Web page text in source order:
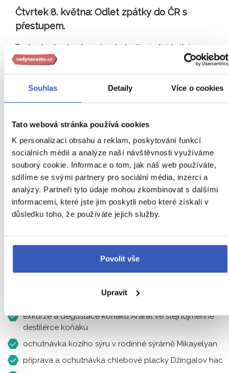
Souhlas Detaily Více o cookies
Tato webová stránka používá cookies
K personalizaci obsahu a reklam, poskytování funkcí
sociálních médií a analýze naší návštěvnosti využíváme
soubory cookie. Informace o tom, jak náš web používáte,
sdílíme se svými partnery pro sociální média, inzerci a
analýzy. Partneři tyto údaje mohou zkombinovat s dalšími
informacemi, které jste jim poskytli nebo které získali v
důsledku toho, že používáte jejich služby.
Povolit vše
Upravit
Čtvrtek 8. května: Odlet zpátky do ČR s
přestupem.
Tento den bude věnován především individuálnímu
programu a případnému nákupu suvenýrů. Podle letového
Co už máte v ceně?
letenka Praha – Jerevan – Praha (s přestupem) se všemi
poplatky
kabinové zavazadlo dle letecké společnosti
transfer letiště – hotel – letiště
doprava dle programu
vstupy do památek dle programu
degustace vína ve vinařství Momik
exkurze a degustace koňaku Ararat ve stejnojmenné
destilérce koňaku
ochutnávka kozího sýru v rodinné sýrárně Mikayelyan
příprava a ochutnávka chlebové placky Džingalov hac